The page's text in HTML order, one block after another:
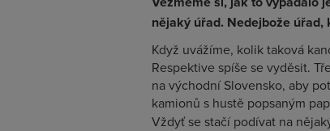
nějaký úřad. Nedejbože
Když uvážíme, kolik taková
Respektive spíše se vyděsit.
na východní Slovensko, aby
kamionů s hustě popsaným
Vždyť se stačí podívat na